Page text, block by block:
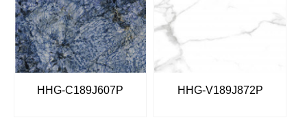
HHG-C189J607P HHG-V189J872P